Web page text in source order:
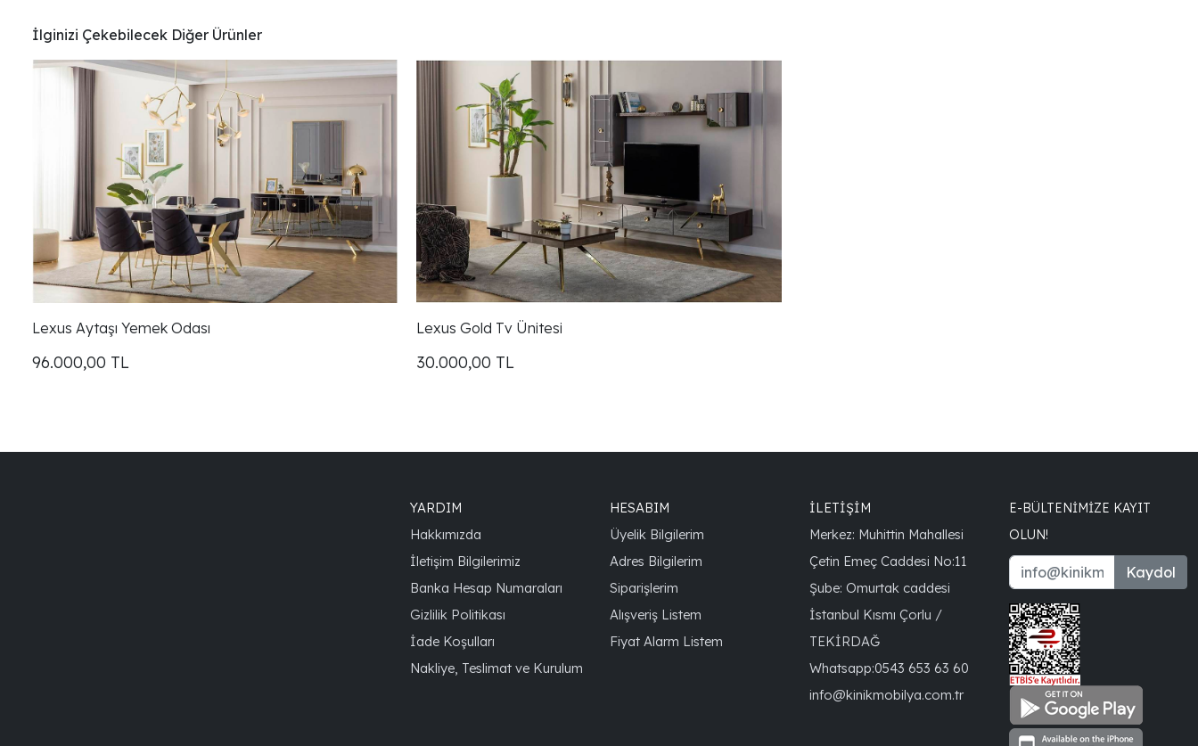
İlginizi Çekebilecek Diğer Ürünler
Lexus Aytaşı Yemek Odası
96.000,00 TL
Lexus Gold Tv Ünitesi
30.000,00 TL
YARDIM
Hakkımızda
İletişim Bilgilerimiz
Banka Hesap Numaraları
Gizlilik Politikası
İade Koşulları
Nakliye, Teslimat ve Kurulum
HESABIM
Üyelik Bilgilerim
Adres Bilgilerim
Siparişlerim
Alışveriş Listem
Fiyat Alarm Listem
İLETİŞİM
Merkez: Muhittin Mahallesi
Çetin Emeç Caddesi No:11
Şube: Omurtak caddesi
İstanbul Kısmı Çorlu /
TEKİRDAĞ
Whatsapp:0543 653 63 60
info@kinikmobilya.com.tr
E-BÜLTENIMIZE KAYIT
OLUN!
Kaydol